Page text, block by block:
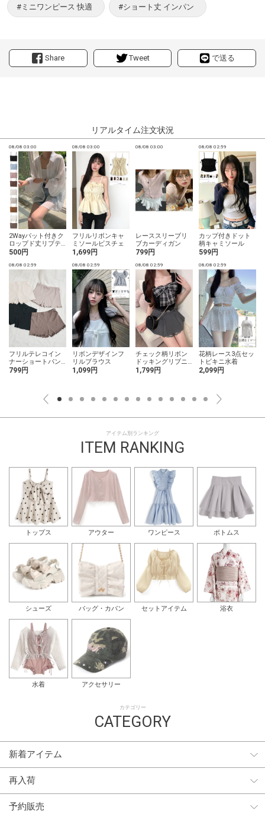
Share Tweet で送る
#ミニワンピース 快適 #ショート丈 インパン
リアルタイム注文状況
08/08 03:00
2Wayパット付きク
ロップド丈リブテ
レコキャミソール
500円
08/08 03:00
フリルリボンキャ
ミソールビスチェ
1,699円
08/08 03:00
レーススリーブリ
ブカーディガン
799円
08/08 02:59
カップ付きドット
柄キャミソール
599円
08/08 02:59
フリルテレコイン
ナーショートパン
ツ
799円
08/08 02:59
リボンデザインフ
リルブラウス
1,099円
08/08 02:59
チェック柄リボン
ドッキングリブニ
ットトップス
1,799円
08/08 02:59
花柄レース3点セッ
トビキニ水着
2,099円
アイテム別ランキング
ITEM RANKING
トップス アウター ワンピース ボトムス
シューズ バッグ・カバン セットアイテム 浴衣
水着 アクセサリー
カテゴリー
CATEGORY
新着アイテム
再入荷
予約販売